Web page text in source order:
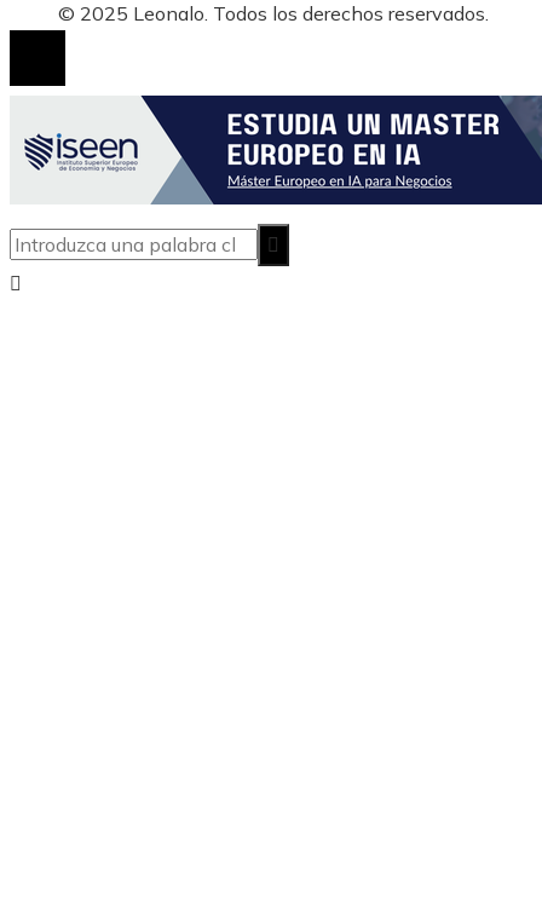
© 2025 Leonalo. Todos los derechos reservados.